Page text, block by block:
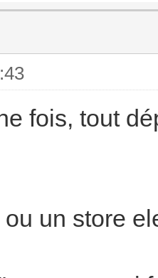
fois, tout
un store